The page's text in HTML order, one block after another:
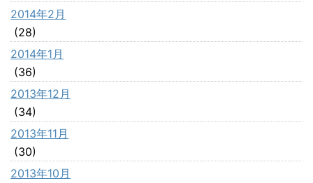
2014年2月
(28)
2014年1月
(36)
2013年12月
(34)
2013年11月
(30)
2013年10月